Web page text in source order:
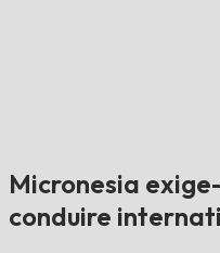
Micronesia
conduire